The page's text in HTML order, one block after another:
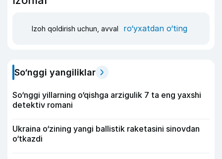
Izoh qoldirish uchun, avval ro‘yxatdan o‘ting
So‘nggi yangiliklar
So‘nggi yillarning o‘qishga arzigulik 7 ta eng yaxshi
detektiv romani
Ukraina o‘zining yangi ballistik raketasini sinovdan
o‘tkazdi